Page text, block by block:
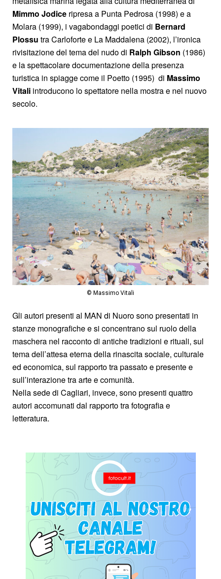
Mimmo Jodice ripresa a Punta Pedrosa (1998) e a
Molara (1999), i vagabondaggi poetici di Bernard
Plossu tra Carloforte e La Maddalena (2002), l’ironica
rivisitazione del tema del nudo di Ralph Gibson (1986)
e la spettacolare documentazione della presenza
turistica in spiagge come il Poetto (1995) di Massimo
Vitali introducono lo spettatore nella mostra e nel nuovo
secolo.
© Massimo Vitali
Gli autori presenti al MAN di Nuoro sono presentati in
stanze monografiche e si concentrano sul ruolo della
maschera nel racconto di antiche tradizioni e rituali, sul
tema dell’attesa eterna della rinascita sociale, culturale
ed economica, sul rapporto tra passato e presente e
sull’interazione tra arte e comunità.
Nella sede di Cagliari, invece, sono presenti quattro
autori accomunati dal rapporto tra fotografia e
letteratura.